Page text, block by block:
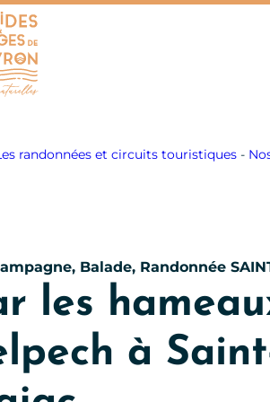
randonnées et circuits touristiques -
Balade, Randonnée
les
à